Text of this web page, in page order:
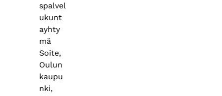
spalvel
ukunt
ayhty
mä
Soite,
Oulun
kaupu
nki,